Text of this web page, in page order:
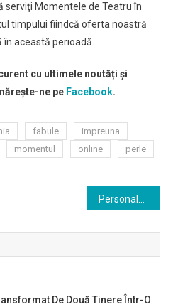
serviţi Momentele de Teatru în
timpului fiindcă oferta noastră
această perioadă.
cu ultimele noutăți și
ne pe Facebook.
fabule
impreuna
momentul online
perle
De Două Tinere Într-O